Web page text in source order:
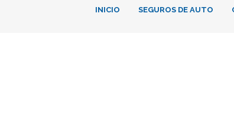
INICIO SEGUROS DE AUTO